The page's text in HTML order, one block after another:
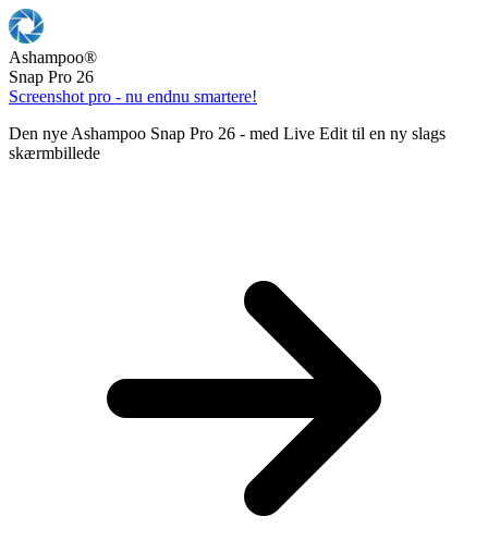
Ashampoo®
Snap Pro 26
Screenshot pro - nu endnu smartere!
Den nye Ashampoo Snap Pro 26 - med Live Edit til en ny slags
skærmbillede